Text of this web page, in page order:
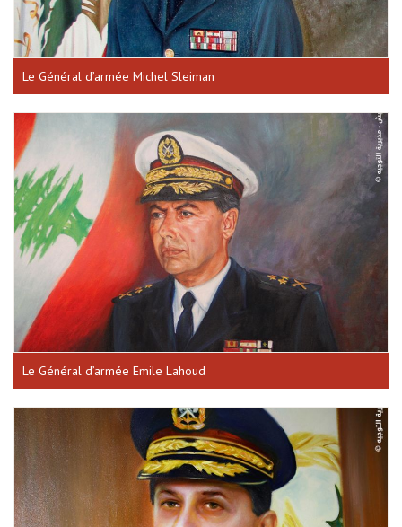
Le Général d’armée Michel Sleiman
Le Général d’armée Emile Lahoud